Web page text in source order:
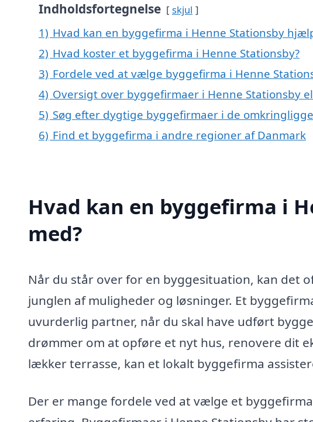
Indholdsfortegnelse skjul
1) Hvad kan en byggefirma i Henne Stationsby
2) Hvad koster et byggefirma i Henne Stationsby?
3) Fordele ved at vælge byggefirma i Henne
4) Oversigt over byggefirmaer i Henne Stationsby
5) Søg efter dygtige byggefirmaer i de
6) Find et byggefirma i andre regioner af Danmark
Hvad kan en byggefirma i
med?
Når du står over for en byggesituation, kan det
junglen af muligheder og løsninger. Et
uvurderlig partner, når du skal have udført
drømmer om at opføre et nyt hus, renovere dit
lækker terrasse, kan et lokalt byggefirma
Der er mange fordele ved at vælge et